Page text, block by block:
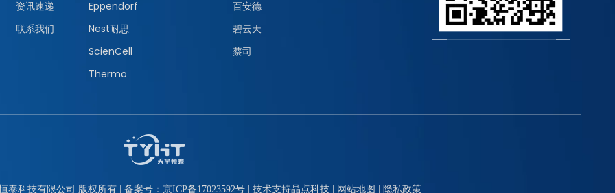
资讯速递
联系我们
Eppendorf
Nest耐思
ScienCell
Thermo
百安德
碧云天
蔡司
泰科技有限公司 版权所有 | 备案号： 京ICP备17023592号 | 技术支持晶点科技 网站地图 隐私政策